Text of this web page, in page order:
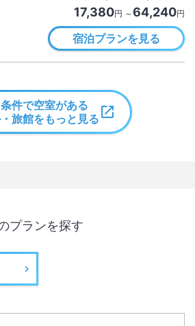
17,380円 ～64,240円
宿泊プランを見る
件で空室がある
旅館をもっと見る
プランを探す